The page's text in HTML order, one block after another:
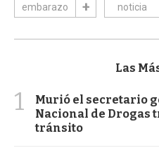
embarazo noticia
Las
1
Murió el secretario
Nacional de Drogas
tránsito